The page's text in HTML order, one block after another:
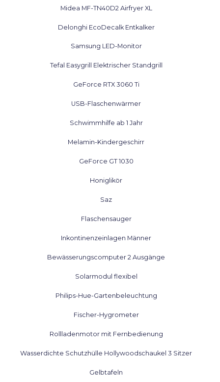
Midea MF-TN40D2 Airfryer XL
Delonghi EcoDecalk Entkalker
Samsung LED-Monitor
Tefal Easygrill Elektrischer Standgrill
GeForce RTX 3060 Ti
USB-Flaschenwärmer
Schwimmhilfe ab 1 Jahr
Melamin-Kindergeschirr
GeForce GT 1030
Honiglikör
Saz
Flaschensauger
Inkontinenzeinlagen Männer
Bewässerungscomputer 2 Ausgänge
Solarmodul flexibel
Philips-Hue-Gartenbeleuchtung
Fischer-Hygrometer
Rollladenmotor mit Fernbedienung
Wasserdichte Schutzhülle Hollywoodschaukel 3 Sitzer
Gelbtafeln